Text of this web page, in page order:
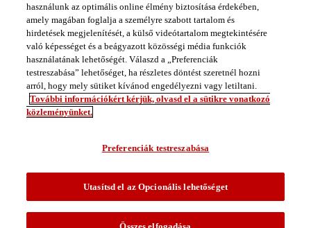
Adatvédelmi nyilatkozat
Cookie Policy
Cookie Beállítások
Vevőszolgálati adatkezelés
Környezeti politika
KAPCSOLAT
Kérdésed, kérésed, bánatod, óhajod, panaszod van?
vevoszolgalat@frieslandcampina.com
Az oldalon található képek csak illusztrációk.
használunk az optimális online élmény biztosítása érdekében,
amely magában foglalja a személyre szabott tartalom és
hirdetések megjelenítését, a külső videótartalom megtekintésére
való képességet és a beágyazott közösségi média funkciók
használatának lehetőségét. Válaszd a „Preferenciák
testreszabása” lehetőséget, ha részletes döntést szeretnél hozni
arról, hogy mely sütiket kívánod engedélyezni vagy letiltani.
További információkért kérjük, olvasd el a sütikre vonatkozó
közleményünket.
Preferenciák testreszabása
Utasítsd el az Opcionális lehetőséget